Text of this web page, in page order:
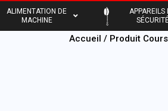
ALIMENTATION DE
MACHINE
APPAREILS
Accueil / Produit